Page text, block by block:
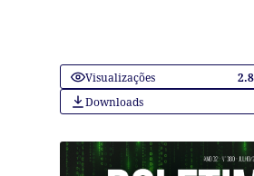
Visualizações
Downloads